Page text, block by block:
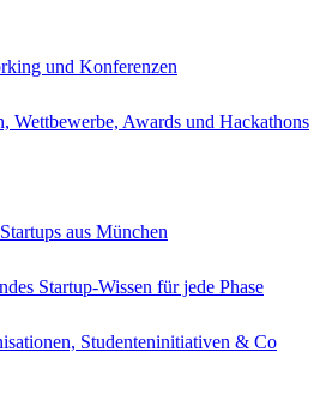
und Konferenzen
Wettbewerbe, Awards und Hackathons
aus München
Startup-Wissen für jede Phase
Studenteninitiativen & Co